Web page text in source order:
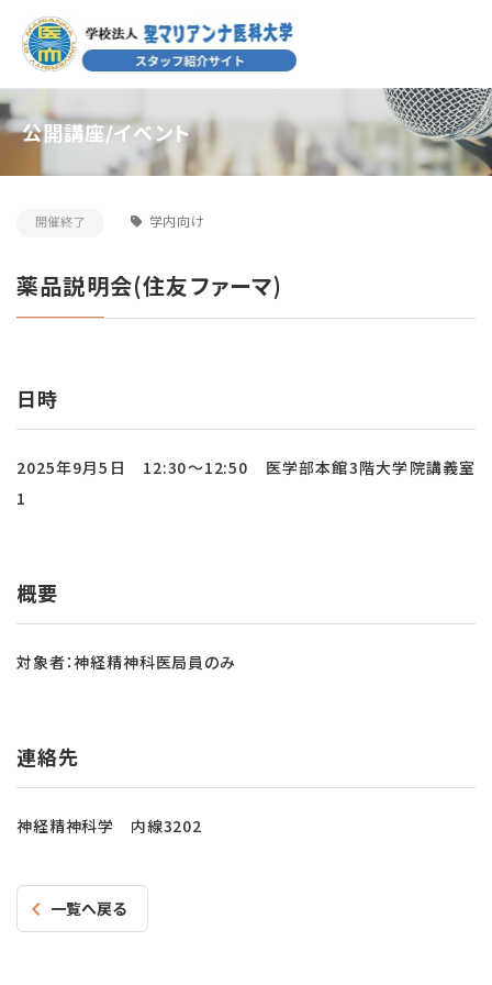
公開講座/イベント
開催終了 学内向け
薬品説明会(住友ファーマ)
日時
2025年9月5日 12:30～12:50 医学部本館3階大学院講義室
1
概要
対象者：神経精神科医局員のみ
連絡先
神経精神科学 内線3202
一覧へ戻る